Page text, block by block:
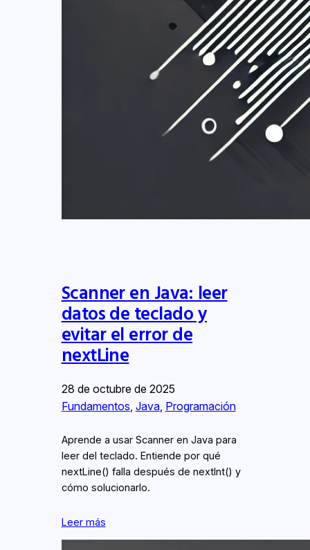
Scanner en Java: leer
datos de teclado y
evitar el error de
nextLine
28 de octubre de 2025
Fundamentos Java, Programación
Aprende a usar Scanner en Java para
leer del teclado. Entiende por qué
nextLine() falla después de nextInt() y
cómo solucionarlo.
Leer más